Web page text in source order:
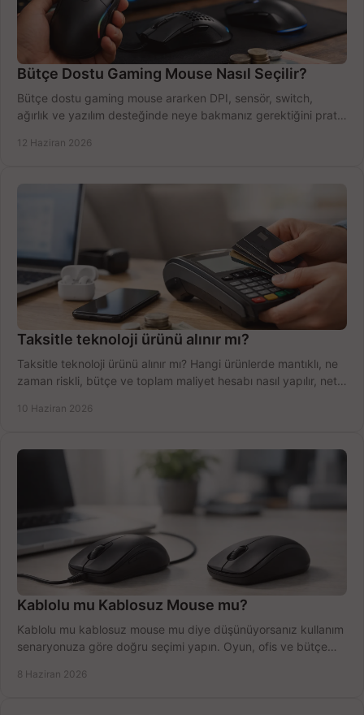
Bütçe Dostu Gaming Mouse Nasıl Seçilir?
Bütçe dostu gaming mouse ararken DPI, sensör, switch,
ağırlık ve yazılım desteğinde neye bakmanız gerektiğini pratik
12 Haziran 2026
Taksitle teknoloji ürünü alınır mı?
Taksitle teknoloji ürünü alınır mı? Hangi ürünlerde mantıklı, ne
zaman riskli, bütçe ve toplam maliyet hesabı nasıl yapılır, net
10 Haziran 2026
Kablolu mu Kablosuz Mouse mu?
Kablolu mu kablosuz mouse mu diye düşünüyorsanız kullanım
senaryonuza göre doğru seçimi yapın. Oyun, ofis ve bütçe
8 Haziran 2026